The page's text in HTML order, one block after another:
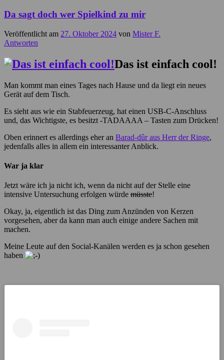
Da sagt doch wer Spielkind zu mir
Veröffentlicht am 27. Oktober 2024 von Mister F.
Antworten
Das ist einfach cool!
Man kommt man eines Tages nach Hause und da liegt ein neues
Gerät auf dem Tisch.
Es sieht aus wie ein Stabfeuerzeug, hat einen USB-C-Anschluss
und, das Wichtigste, es besitzt -TADAAAA – Tasten zum Drücken!
Oben erinnert es allerdings eher an Barad-dûr aus Herr der Ringe,
jedenfalls alles in allem ein interessanter Anblick.
War ja klar
Jetzt wäre ich ja nicht ich, wenn da nicht auf der Stelle eine
intensive Untersuchung erfolgen würde müsste!
Okay, ja, eigentlich ist das Ding zum Anzünden von Kerzen
vorgesehen, aber da kann man auch einige andere Sachen mit
machen.
Meine Leute auf den Social-Kanälen werden es ja schon gesehen
haben